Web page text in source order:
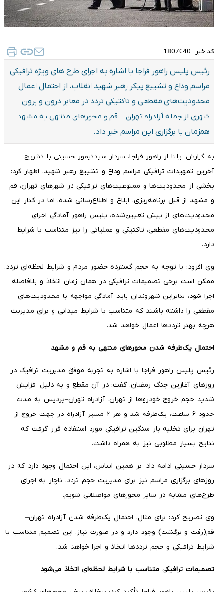
کد خبر : 1807040
رئیس پلیس راهور فراجا با اشاره به اجرای طرح های ویژه ترافیکی
مراسم وداع و تشییع پیکر رهبر شهید انقلاب، از احتمال اعمال
محدودیت‌های مقطعی و تاکتیکی تردد در معابر درون و برون
شهری از جمله آزادراه تهران – قم و محورهای منتهی به مشهد
همزمان با برگزاری این مراسم خبر داد.
به گزارش ایلنا از راهور فراجا، سردار سیدتیمور حسینی با تشریح
آخرین تمهیدات ترافیکی مراسم وداع و تشییع رهبر شهید، اظهار کرد:
بخشی از محدودیت‌ها و ممنوعیت‌های ترافیکی در شهرهای تهران، قم
و مشهد از قبل برنامه‌ریزی، ابلاغ و اطلاع‌رسانی شده، اما در کنار این
محدودیت‌های از پیش تعیین‌شده، پلیس راهور آمادگی اجرای
محدودیت‌های مقطعی، تاکتیکی و عملیاتی را نیز متناسب با شرایط
دارد.
وی افزود: با توجه به حجم گسترده حضور مردم و شرایط لحظه‌ای تردد،
ممکن است برخی تصمیمات ترافیکی در همان زمان اتخاذ و بلافاصله
اجرا شود، بنابراین شهروندان باید آمادگی مواجهه با محدودیت‌های
مقطعی را داشته باشند که متناسب با شرایط میدانی و برای مدیریت
هرچه بهتر ترددها اعمال خواهد شد.
احتمال یک‌طرفه شدن محورهای منتهی به قم و مشهد
رئیس پلیس راهور فراجا با اشاره به تجربه موفق مدیریت ترافیک در
روزهای آغازین جنگ رمضان، گفت: در آن مقطع و به دلیل افزایش
شدید حجم خروج خودروها از تهران، آزادراه تهران–پردیس به مدت
حدود ۶ ساعت، یک‌طرفه شد و هر ۲ مسیر آزادراه در جهت خروج از
تهران برای تخلیه بار سنگین ترافیکی مورد استفاده قرار گرفت که
نتایج بسیار مطلوبی نیز به همراه داشت.
سردار حسینی ادامه داد: بر همین اساس، این احتمال وجود دارد که در
روزهای برگزاری مراسم نیز برای مدیریت حجم تردد، ناچار به اجرای
طرح‌های مشابه در سایر محورهای مواصلاتی شویم.
وی تصریح کرد: برای مثال، احتمال یک‌طرفه شدن آزادراه تهران–
قم(رفت و برگشت) وجود دارد و در صورت نیاز، این تصمیم متناسب با
شرایط ترافیکی و حجم ترددها اتخاذ و اجرا خواهد شد.
تصمیمات ترافیکی متناسب با شرایط لحظه‌ای اتخاذ می‌شود